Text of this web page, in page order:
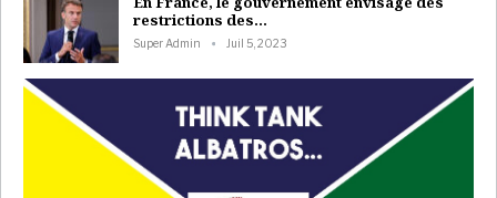
restrictions des…
Super Admin Juil 5, 2023